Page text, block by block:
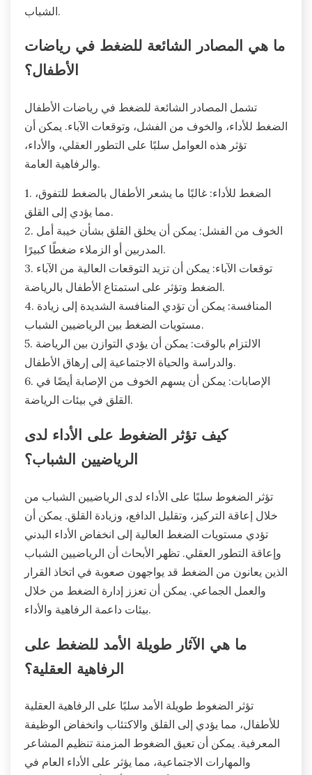
الشباب.
ما هي المصادر الشائعة للضغط في رياضات
الأطفال؟
تشمل المصادر الشائعة للضغط في رياضات الأطفال
الضغط للأداء، والخوف من الفشل، وتوقعات الآباء. يمكن أن
تؤثر هذه العوامل سلبًا على التطور العقلي، والأداء،
والرفاهية العامة.
1. الضغط للأداء: غالبًا ما يشعر الأطفال بالضغط للتفوق،
مما يؤدي إلى القلق.
2. الخوف من الفشل: يمكن أن يخلق القلق بشأن خيبة أمل
المدربين أو الزملاء ضغطًا كبيرًا.
3. توقعات الآباء: يمكن أن تزيد التوقعات العالية من الآباء
الضغط وتؤثر على استمتاع الأطفال بالرياضة.
4. المنافسة: يمكن أن تؤدي المنافسة الشديدة إلى زيادة
مستويات الضغط بين الرياضيين الشباب.
5. الالتزام بالوقت: يمكن أن يؤدي التوازن بين الرياضة
والدراسة والحياة الاجتماعية إلى إرهاق الأطفال.
6. الإصابات: يمكن أن يسهم الخوف من الإصابة أيضًا في
القلق في بيئات الرياضة.
كيف تؤثر الضغوط على الأداء لدى
الرياضيين الشباب؟
تؤثر الضغوط سلبًا على الأداء لدى الرياضيين الشباب من
خلال إعاقة التركيز، وتقليل الدافع، وزيادة القلق. يمكن أن
تؤدي مستويات الضغط العالية إلى انخفاض الأداء البدني
وإعاقة التطور العقلي. تظهر الأبحاث أن الرياضيين الشباب
الذين يعانون من الضغط قد يواجهون صعوبة في اتخاذ القرار
والعمل الجماعي. يمكن أن تعزز إدارة الضغط من خلال
بيئات داعمة الرفاهية والأداء.
ما هي الآثار طويلة الأمد للضغط على
الرفاهية العقلية؟
تؤثر الضغوط طويلة الأمد سلبًا على الرفاهية العقلية
للأطفال، مما يؤدي إلى القلق والاكتئاب وانخفاض الوظيفة
المعرفية. يمكن أن تعيق الضغوط المزمنة تنظيم المشاعر
والمهارات الاجتماعية، مما يؤثر على الأداء العام في